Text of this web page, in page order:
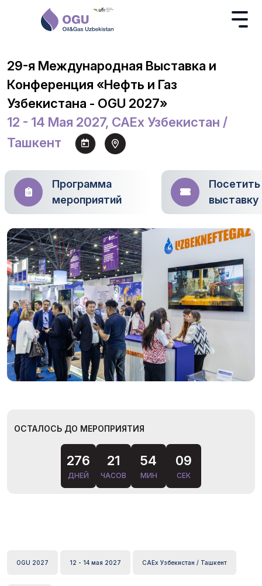
29-я Международная Выставка и
Конференция «Нефть и Газ
Узбекистана - OGU 2027»
12 - 14 Мая 2027, CAEx Узбекистан /
Ташкент
Программа
мероприятий
Посетить
выставку
ОСТАЛОСЬ ДО МЕРОПРИЯТИЯ
276
ДНЕЙ
21
ЧАСОВ
54
МИН
08
СЕК
OGU 2027 12 - 14 мая 2027 CAEx Узбекистан / Ташкент